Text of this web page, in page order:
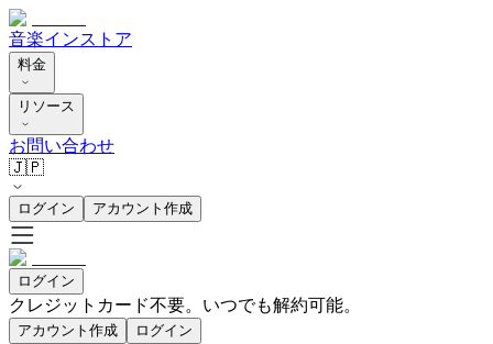
音楽インストア
料金
リソース
お問い合わせ
🇯🇵
ログイン アカウント作成
ログイン
クレジットカード不要。いつでも解約可能。
アカウント作成 ログイン